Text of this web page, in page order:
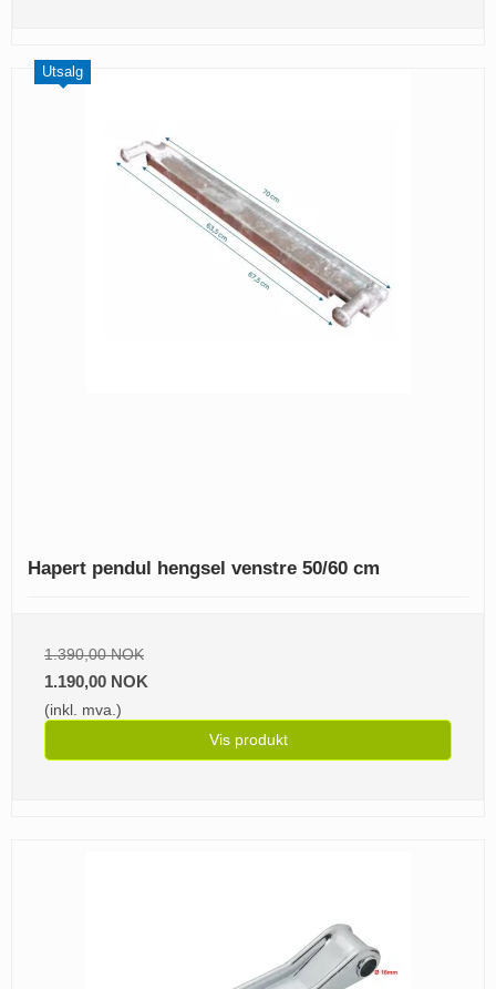
Utsalg
Hapert pendul hengsel venstre 50/60 cm
1.390,00 NOK
1.190,00 NOK
(inkl. mva.)
Vis produkt